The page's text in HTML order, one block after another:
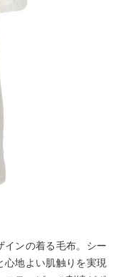
インの着る毛布。シー
心地よい肌触りを実現